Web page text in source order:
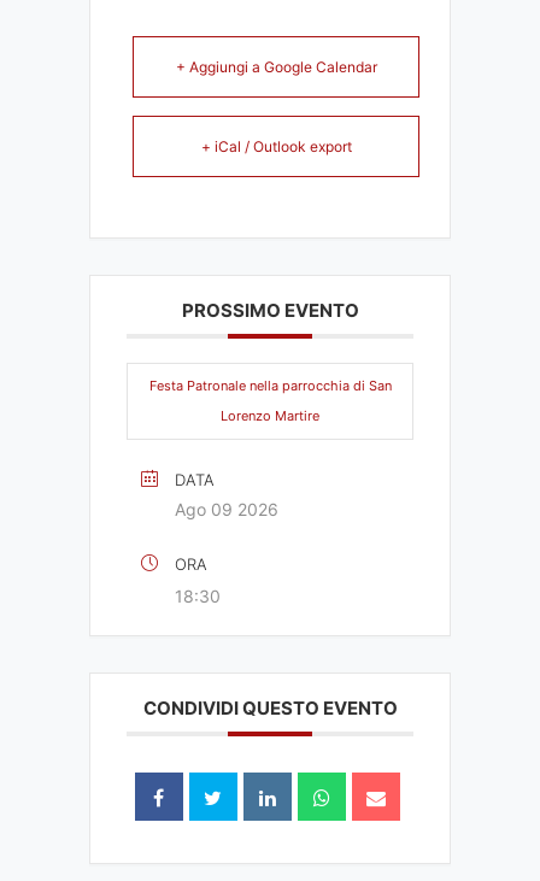
+ Aggiungi a Google Calendar
+ iCal / Outlook export
PROSSIMO EVENTO
Festa Patronale nella parrocchia di San
Lorenzo Martire
DATA
Ago 09 2026
ORA
18:30
CONDIVIDI QUESTO EVENTO